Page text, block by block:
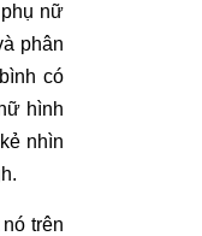
nữ
phân
có
hình
nhìn
trên